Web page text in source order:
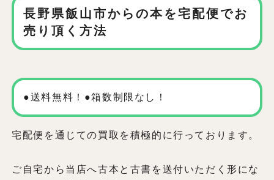
長野県飯山市からの本を宅配便でお
売り頂く方法
●送料無料！●箱数制限なし！
宅配便を通じての買取を積極的に行っております。
ご自宅から当店へ古本と古書を送付いただく形にな